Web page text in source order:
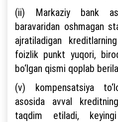
(ii) Markaziy bank
baravaridan oshmagan
ajratiladigan
foizlik punkt yuqori,
bo‘lgan qismi qoplab
(v) kompensatsiya
asosida avval
taqdim etiladi,